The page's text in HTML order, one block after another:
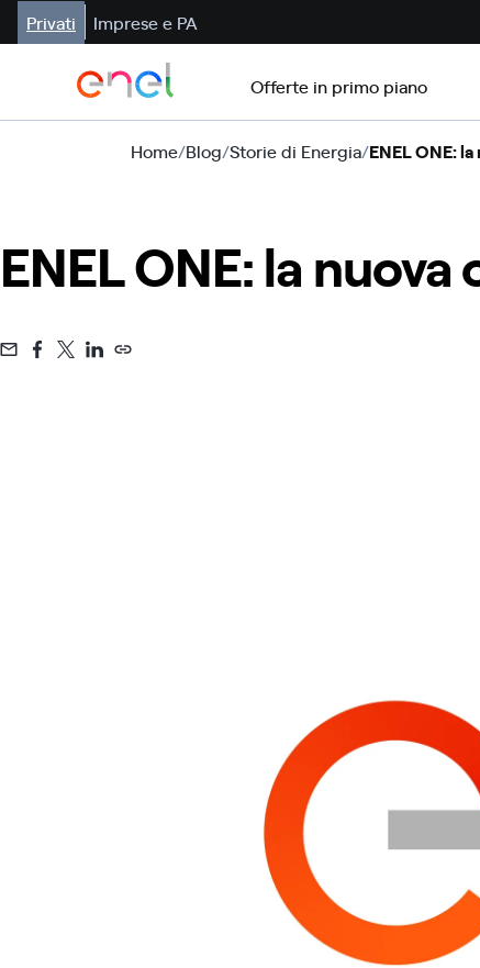
Privati Imprese e PA
Offerte in primo piano
Home/Blog/Storie di Energia/ENEL ONE:
ENEL ONE: la